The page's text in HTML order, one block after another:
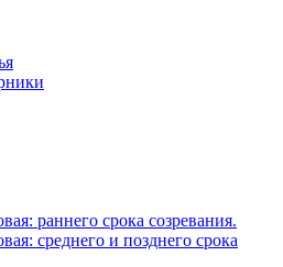
раннего срока созревания.
среднего и позднего срока